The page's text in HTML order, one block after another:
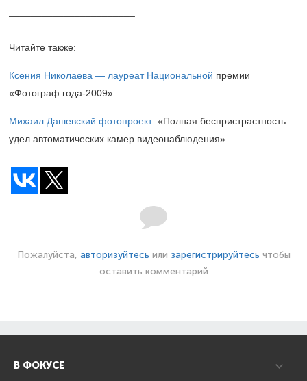
Читайте также:
Ксения Николаева — лауреат Национальной премии
«Фотограф года-2009».
Михаил Дашевский фотопроект: «Полная беспристрастность —
удел автоматических камер видеонаблюдения».
Пожалуйста, авторизуйтесь или зарегистрируйтесь чтобы
оставить комментарий
В ФОКУСЕ